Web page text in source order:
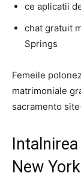
ce aplicatii
chat gratuit
Springs
Femeile
matrimoniale
sacramento
New York